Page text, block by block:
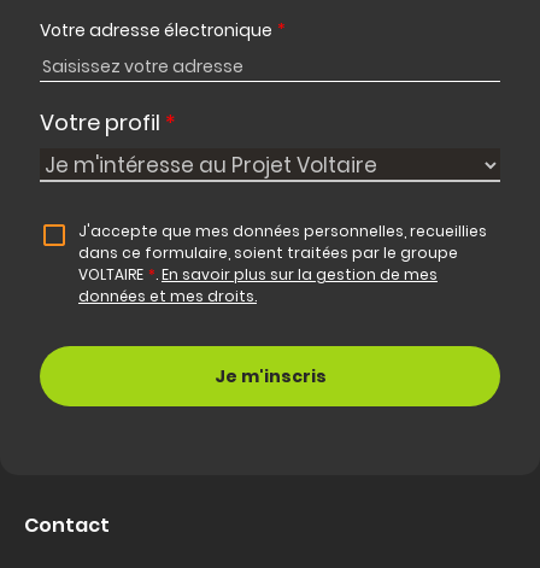
Votre adresse électronique *
Votre profil *
J'accepte que mes données personnelles, recueillies
dans ce formulaire, soient traitées par le groupe
VOLTAIRE *.En savoir plus sur la gestion de mes
données et mes droits.
Contact